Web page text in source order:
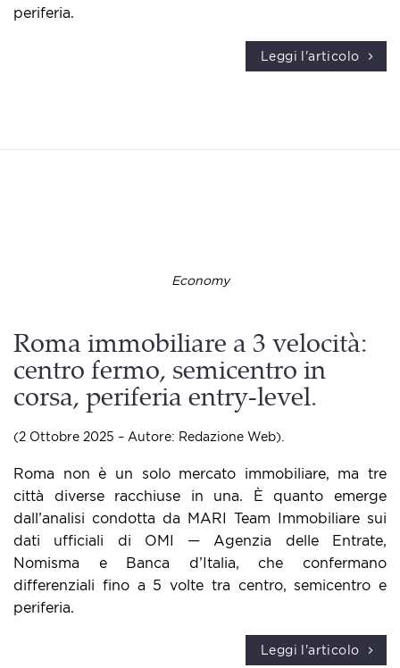
periferia.
Leggi l'articolo
Economy
Roma immobiliare a 3 velocità:
centro fermo, semicentro in
corsa, periferia entry-level.
(2 Ottobre 2025 – Autore: Redazione Web).
Roma non è un solo mercato immobiliare, ma tre
città diverse racchiuse in una. È quanto emerge
dall’analisi condotta da MARI Team Immobiliare sui
dati ufficiali di OMI — Agenzia delle Entrate,
Nomisma e Banca d’Italia, che confermano
differenziali fino a 5 volte tra centro, semicentro e
periferia.
Leggi l'articolo